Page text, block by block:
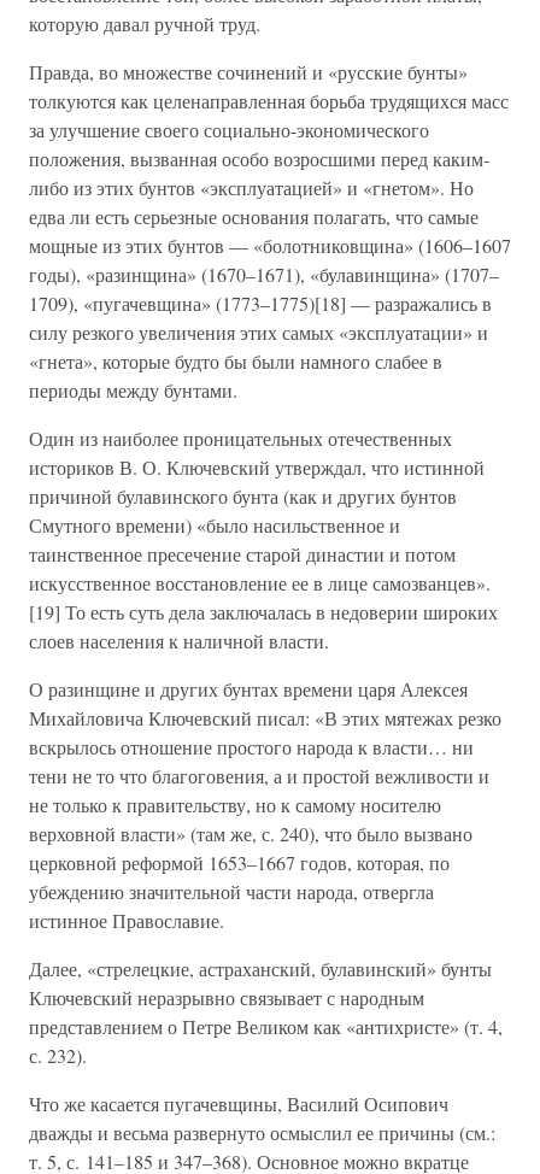
которую давал ручной труд.
Правда, во множестве сочинений и «русские бунты»
толкуются как целенаправленная борьба трудящихся масс
за улучшение своего социально-экономического
положения, вызванная особо возросшими перед каким-
либо из этих бунтов «эксплуатацией» и «гнетом». Но
едва ли есть серьезные основания полагать, что самые
мощные из этих бунтов — «болотниковщина» (1606–1607
годы), «разинщина» (1670–1671), «булавинщина» (1707–
1709), «пугачевщина» (1773–1775)[18] — разражались в
силу резкого увеличения этих самых «эксплуатации» и
«гнета», которые будто бы были намного слабее в
периоды между бунтами.
Один из наиболее проницательных отечественных
историков В. О. Ключевский утверждал, что истинной
причиной булавинского бунта (как и других бунтов
Смутного времени) «было насильственное и
таинственное пресечение старой династии и потом
искусственное восстановление ее в лице самозванцев».
[19] То есть суть дела заключалась в недоверии широких
слоев населения к наличной власти.
О разинщине и других бунтах времени царя Алексея
Михайловича Ключевский писал: «В этих мятежах резко
вскрылось отношение простого народа к власти… ни
тени не то что благоговения, а и простой вежливости и
не только к правительству, но к самому носителю
верховной власти» (там же, с. 240), что было вызвано
церковной реформой 1653–1667 годов, которая, по
убеждению значительной части народа, отвергла
истинное Православие.
Далее, «стрелецкие, астраханский, булавинский» бунты
Ключевский неразрывно связывает с народным
представлением о Петре Великом как «антихристе» (т. 4,
с. 232).
Что же касается пугачевщины, Василий Осипович
дважды и весьма развернуто осмыслил ее причины (см.:
т. 5, с. 141–185 и 347–368). Основное можно вкратце